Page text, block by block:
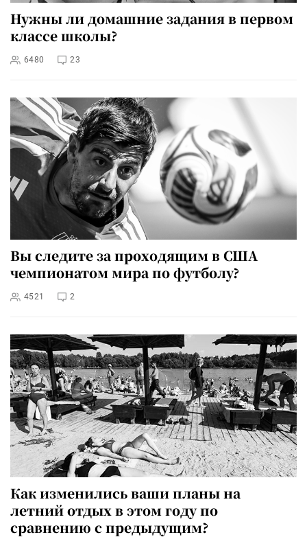
Нужны ли домашние задания в первом
классе школы?
6480 23
Вы следите за проходящим в США
чемпионатом мира по футболу?
4521 2
Как изменились ваши планы на
летний отдых в этом году по
сравнению с предыдущим?